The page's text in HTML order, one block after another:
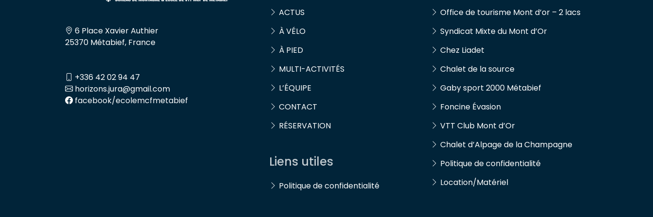
6 Place Xavier Authier
25370 Métabief, France
+336 42 02 94 47
horizons.jura@gmail.com
facebook/ecolemcfmetabief
ACTUS
À VÉLO
À PIED
MULTI-ACTIVITÉS
L’ÉQUIPE
CONTACT
RÉSERVATION
Liens utiles
Politique de confidentialité
Office de tourisme Mont d’or – 2 lacs
Syndicat Mixte du Mont d’Or
Chez Liadet
Chalet de la source
Gaby sport 2000 Métabief
Foncine Évasion
VTT Club Mont d’Or
Chalet d’Alpage de la Champagne
Politique de confidentialité
Location/Matériel